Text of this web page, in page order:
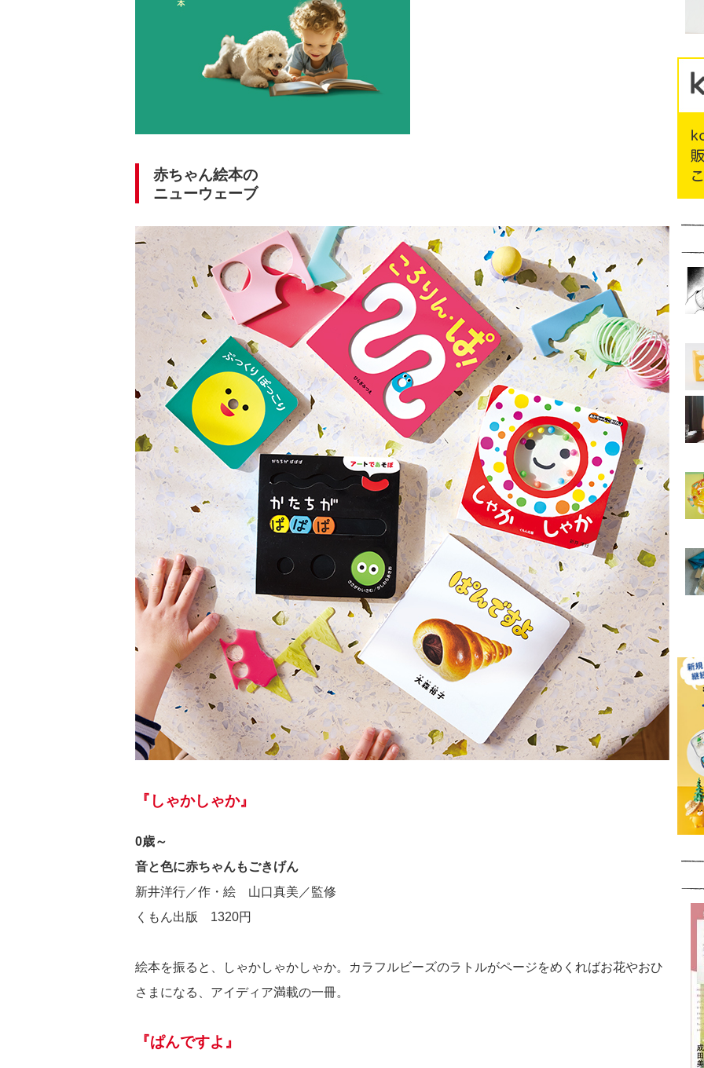
赤ちゃん絵本の
ニューウェーブ
『しゃかしゃか』
0歳～
音と色に赤ちゃんもごきげん
新井洋行／作・絵 山口真美／監修
くもん出版 1320円
絵本を振ると、しゃかしゃかしゃか。カラフルビーズのラトルがページをめくればお花やおひ
さまになる、アイディア満載の一冊。
『ぱんですよ』